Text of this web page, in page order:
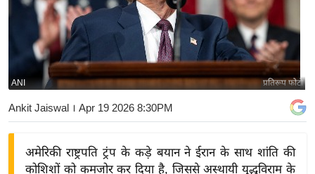
त
य
बि
ज़
ने
प्रतिरूप फोटो
ANI
Ankit Jaiswal । Apr 19 2026 8:30PM
अमेरिकी राष्ट्रपति ट्रंप के कड़े बयान ने ईरान के साथ शांति की
कोशिशों को कमजोर कर दिया है, जिससे अस्थायी युद्धविराम के